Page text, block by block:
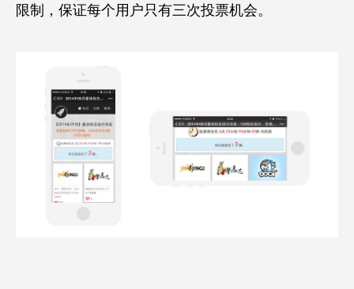
限制，保证每个用户只有三次投票机会。